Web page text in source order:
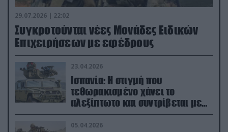
29.07.2026 | 22:02
Συγκροτούνται νέες Μονάδες Ειδικών
Επιχειρήσεων με εφέδρους
23.04.2026
Ισπανία: Η στιγμή που
τεθωρακισμένο χάνει το
αλεξίπτωτο και συντρίβεται με
ορμή στο έδαφος (βίντεο)
05.04.2026